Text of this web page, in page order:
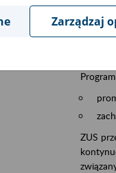
Aktywni
ZUS
Zarządzaj